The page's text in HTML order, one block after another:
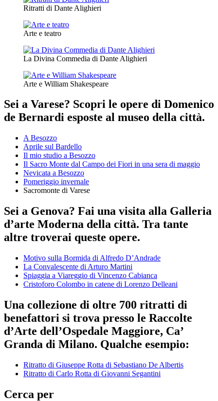
Ritratti di Dante Alighieri
Arte e teatro
La Divina Commedia di Dante Alighieri
Arte e William Shakespeare
Sei a Varese? Scopri le opere di Domenico
de Bernardi esposte al museo della città.
A Besozzo
Aprile sul Bardello
Il mio studio a Besozzo
Il Sacro Monte dal Campo dei Fiori in una sera di maggio
Nevicata a Besozzo
Pomeriggio invernale
Sacromonte di Varese
Sei a Genova? Fai una visita alla Galleria
d’arte Moderna della città. Tra tante
altre troverai queste opere.
Motivo sulla Bormida di Alfredo D’Andrade
La Convalescente di Arturo Martini
Spiaggia a Viareggio di Vincenzo Cabianca
Cristoforo Colombo in catene di Lorenzo Delleani
Una collezione di oltre 700 ritratti di
benefattori si trova presso le Raccolte
d’Arte dell’Ospedale Maggiore, Ca’
Granda di Milano. Qualche esempio:
Ritratto di Giuseppe Rotta di Sebastiano De Albertis
Ritratto di Carlo Rotta di Giovanni Segantini
Cerca per